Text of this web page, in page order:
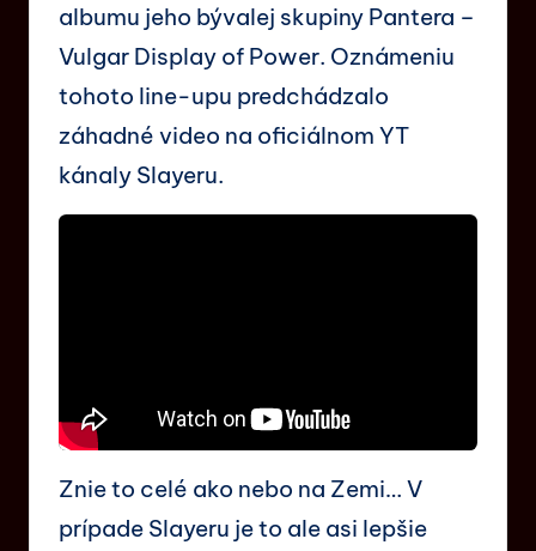
albumu jeho bývalej skupiny Pantera –
Vulgar Display of Power. Oznámeniu
tohoto line-upu predchádzalo
záhadné video na oficiálnom YT
kánaly Slayeru.
Znie to celé ako nebo na Zemi… V
prípade Slayeru je to ale asi lepšie